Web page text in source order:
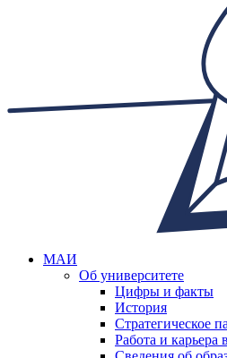
МАИ
Об университете
Цифры и факты
История
Стратегическое
Работа и